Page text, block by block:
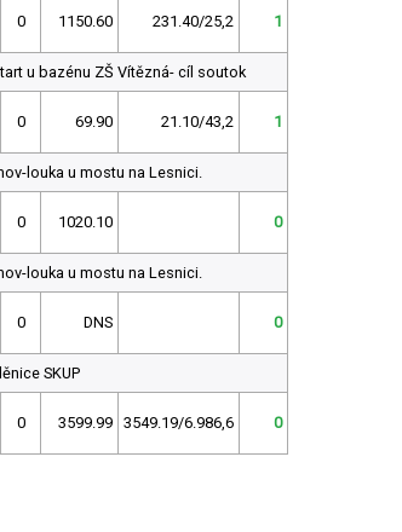
0 1150.60 231.40/25,2 1
u bazénu ZŠ Vítězná- cíl soutok
0 69.90 21.10/43,2 1
louka u mostu na Lesnici.
0 1020.10 0
louka u mostu na Lesnici.
0 DNS 0
SKUP
0 3599.99 3549.19/6.986,6 0